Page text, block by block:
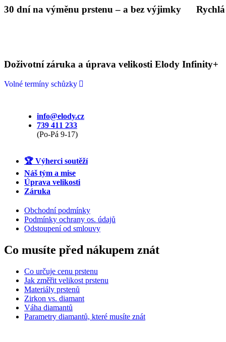
30 dní na výměnu prstenu – a bez výjimky
Doživotní záruka a úprava velikosti Elody Infinity+
Volné termíny schůzky
info@elody.cz
739 411 233
(Po-Pá 9-17)
🏆 Výherci soutěží
Náš tým a mise
Úprava velikosti
Záruka
Obchodní podmínky
Podmínky ochrany os. údajů
Odstoupení od smlouvy
Co musíte před nákupem znát
Co určuje cenu prstenu
Jak změřit velikost prstenu
Materiály prstenů
Zirkon vs. diamant
Váha diamantů
Parametry diamantů, které musíte znát